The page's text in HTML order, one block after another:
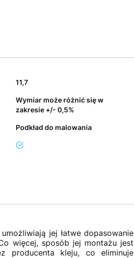
11,7
Wymiar może różnić się w
zakresie +/- 0,5%
Podkład do malowania
tak
jej łatwe dopasowanie
więcej, sposób jej montażu jest
producenta kleju, co eliminuje